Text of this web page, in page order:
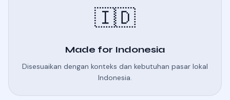
🇮🇩
Made for Indonesia
Disesuaikan dengan konteks dan kebutuhan pasar lokal
Indonesia.